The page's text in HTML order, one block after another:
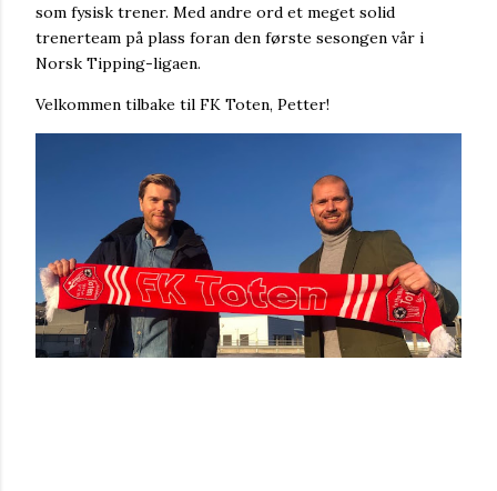
som fysisk trener. Med andre ord et meget solid
trenerteam på plass foran den første sesongen vår i
Norsk Tipping-ligaen.
Velkommen tilbake til FK Toten, Petter!